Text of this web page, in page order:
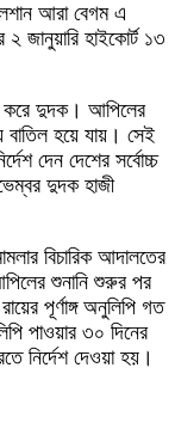
আরা বেগম এ
জানুয়ারি হাইকোর্ট ১৩
করে দুদক। আপিলের
বাতিল হয়ে যায়। সেই
দেন দেশের সর্বোচ্চ
দুদক হাজী
বিচারিক আদালতের
শুনানি শুরুর পর
পূর্ণাঙ্গ অনুলিপি গত
পাওয়ার ৩০ দিনের
নির্দেশ দেওয়া হয়।